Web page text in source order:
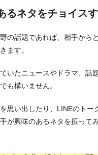
るネタをチョイス
の話題であれば、相手から
ます。
いたニュースやドラマ、話
も構いません。
思い出したり、LINEのトー
が興味のあるネタを振って